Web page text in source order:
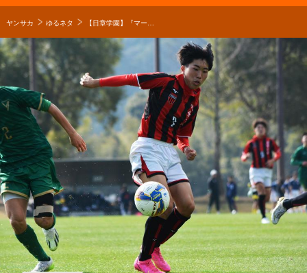
ヤンサカ ゆるネタ 【日章学園】『マークが激しくなっても仕掛けていける選手にならないといけない』攻撃の中心・南創太の覚悟【○○の誓い】